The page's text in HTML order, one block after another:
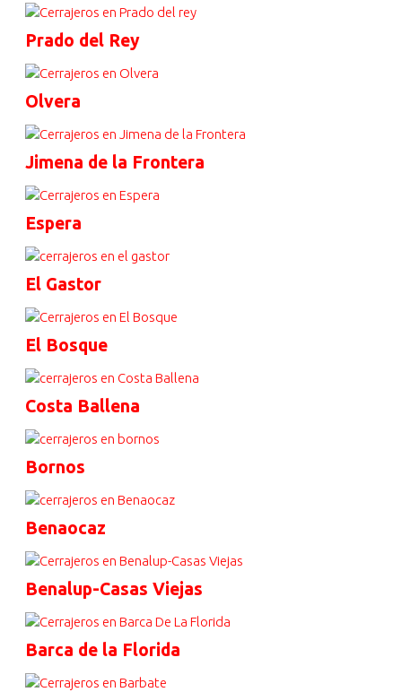
Prado del Rey
Olvera
Jimena de la Frontera
Espera
El Gastor
El Bosque
Costa Ballena
Bornos
Benaocaz
Benalup-Casas Viejas
Barca de la Florida